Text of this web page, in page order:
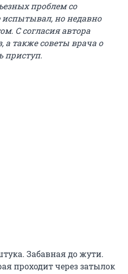
проблем со
испытывал, но недавно
С согласия автора
а также советы врача о
приступ.
Забавная до жути.
проходит через затылок